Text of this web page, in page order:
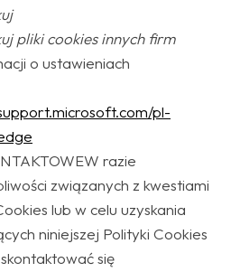
pliki cookies innych firm
o ustawieniach
pl-
razie
związanych z kwestiami
lub w celu uzyskania
niniejszej Polityki Cookies
się